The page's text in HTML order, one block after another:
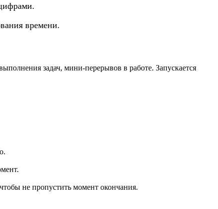
времени.
задач, мини-перерывов в работе. Запускается
не пропустить момент окончания.